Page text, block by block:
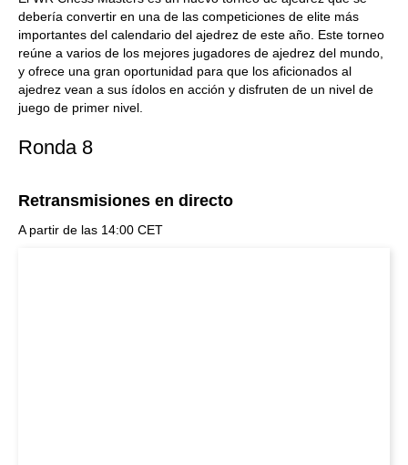
debería convertir en una de las competiciones de elite más
importantes del calendario del ajedrez de este año. Este torneo
reúne a varios de los mejores jugadores de ajedrez del mundo,
y ofrece una gran oportunidad para que los aficionados al
ajedrez vean a sus ídolos en acción y disfruten de un nivel de
juego de primer nivel.
Ronda 8
Retransmisiones en directo
A partir de las 14:00 CET